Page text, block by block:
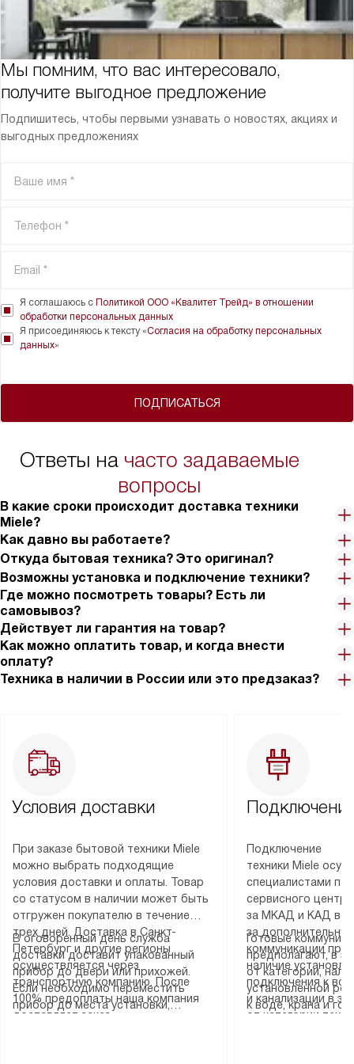
Мы помним, что вас интересовало,
получите выгодное предложение
Подпишитесь, чтобы первыми узнавать о новостях, акциях и
выгодных предложениях
ПОДПИСАТЬСЯ
Я соглашаюсь с Политикой ООО «Квалитет Трейд» в отношении
обработки персональных данных
Я присоединяюсь к тексту «Согласия на обработку персональных
данных»
Ответы на часто задаваемые
вопросы
В какие сроки происходит доставка техники
Miele?
Как давно вы работаете?
Откуда бытовая техника? Это оригинал?
Возможны установка и подключение техники?
Где можно посмотреть товары? Есть ли
самовывоз?
Действует ли гарантия на товар?
Как можно оплатить товар, и когда внести
оплату?
Техника в наличии в России или это предзаказ?
Условия доставки
При заказе бытовой техники Miele
можно выбрать подходящие
условия доставки и оплаты. Товар
со статусом в наличии может быть
отгружен покупателю в течение
трех дней. Доставка в Санкт-
Петербург и другие регионы
осуществляется через
транспортную компанию. После
100% предоплаты наша компания
доставляет заказ
В оговоренный день служба
доставки доставит упакованный
прибор до двери или прихожей.
Если необходимо переместить
прибор до места установки,
Подключение
техники Miele
специалистами
сервисного
за МКАД и КАД
за
коммуникации
наличие
подключения к
и канализации в
от категории
Готовые
предполагают, в
от категории,
установленной
к воде, крана и